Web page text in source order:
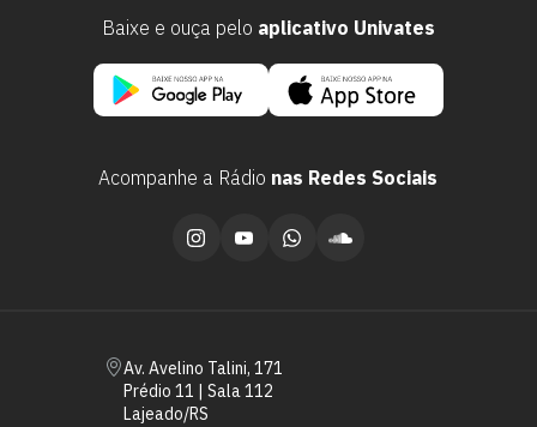
Av. Avelino Talini, 171
Prédio 11 | Sala 112
Lajeado/RS
Acompanhe a Rádio nas Redes Sociais
Baixe e ouça pelo aplicativo Univates
Escolha a vaga que você
quer concorrer:
vagas a partir do 2º ano de curso